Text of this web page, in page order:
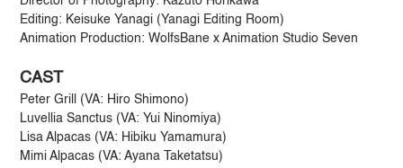
Editing: Keisuke Yanagi (Yanagi Editing Room)
Animation Production: WolfsBane x Animation Studio Seven
CAST
Peter Grill (VA: Hiro Shimono)
Luvellia Sanctus (VA: Yui Ninomiya)
Lisa Alpacas (VA: Hibiku Yamamura)
Mimi Alpacas (VA: Ayana Taketatsu)